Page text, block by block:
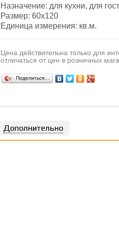
Назначение: для кухни, для
Размер: 60х120
Единица измерения: кв.м.
Цена действительна только для
отличаться от цен в розничных
Поделиться…
Дополнительно